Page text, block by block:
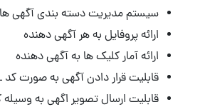
سیستم مدیریت دسته بندی آگهی ها
ارائه پروفایل به هر آگهی دهنده
ارائه آمار کلیک ها به آگهی دهنده
قابلیت قرار دادن آگهی به صورت کد HTML
قابلیت ارسال تصویر اگهی به